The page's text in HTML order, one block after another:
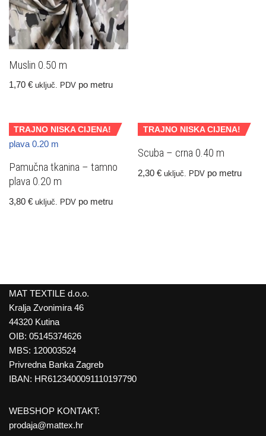
Muslin 0.50 m
1,70 € uključ. PDV po metru
TRAJNO NISKA CIJENA!
Pamučna tkanina – tamno
plava 0.20 m
3,80 € uključ. PDV po metru
TRAJNO NISKA CIJENA!
Scuba – crna 0.40 m
2,30€ uključ. PDV po metru
MAT TEXTILE d.o.o.
Kralja Zvonimira 46
44320 Kutina
OIB: 05145374626
MBS: 120003524
Privredna Banka Zagreb
IBAN: HR6123400091110197790
WEBSHOP KONTAKT:
prodaja@mattex.hr